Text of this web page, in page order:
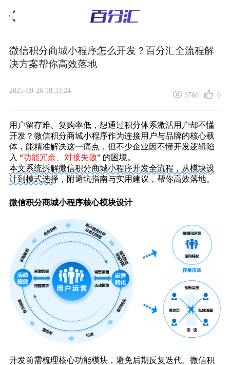
微信积分商城小程序怎么开发？百分汇全流程解
决方案帮你高效落地
2025-09-26 18:33:24
3766 0
用户留存难、复购率低，想通过积分体系激活用户却不懂
开发？ 微信积分商城小程序作为连接用户与品牌的核心载
体，能精准解决这一痛点，但不少企业因不懂开发逻辑陷
入 “功能冗余、对接失败” 的困境。
本文系统拆解微信积分商城小程序开发全流程，从模块设
计到模式选择 ，附避坑指南与实用建议，帮你高效落地。
微信积分商城小程序核心模块设计
开发前需梳理核心功能模块，避免后期反复迭代。微信积